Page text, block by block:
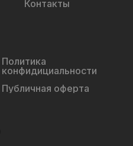
Контакты
Политика
конфидициальности
Публичная оферта